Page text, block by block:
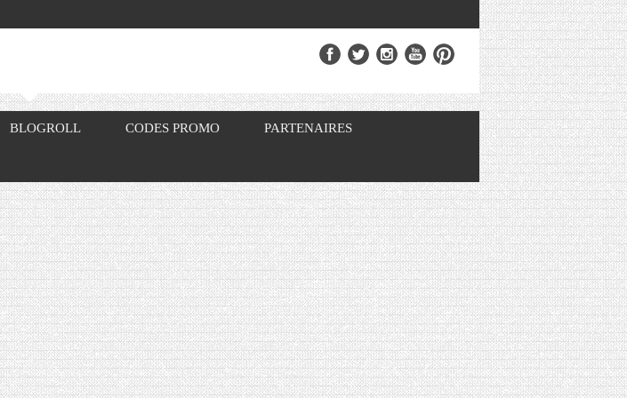
BLOGROLL CODES PROMO PARTENAIRES